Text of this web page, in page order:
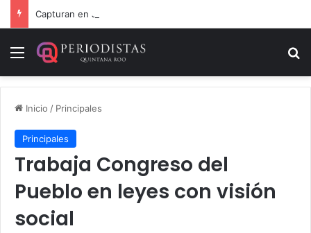
Menú
Inicio / Principales
Principales
Trabaja Congreso del
Pueblo en leyes con visión
social